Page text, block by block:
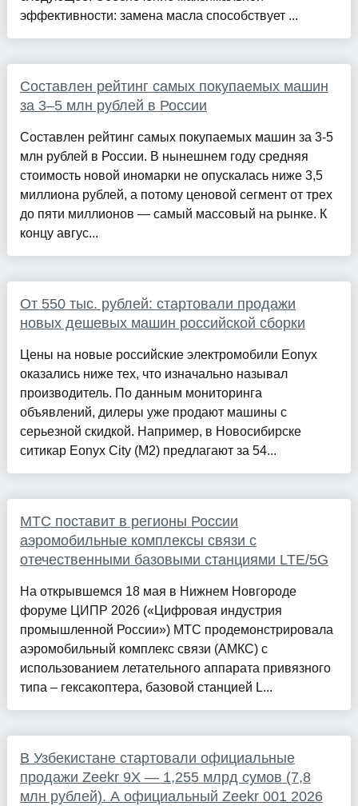
эффективности: замена масла способствует ...
Составлен рейтинг самых покупаемых машин
за 3–5 млн рублей в России
Составлен рейтинг самых покупаемых машин за 3-5
млн рублей в России. В нынешнем году средняя
стоимость новой иномарки не опускалась ниже 3,5
миллиона рублей, а потому ценовой сегмент от трех
до пяти миллионов — самый массовый на рынке. К
концу авгус...
От 550 тыс. рублей: стартовали продажи
новых дешевых машин российской сборки
Цены на новые российские электромобили Eonyx
оказались ниже тех, что изначально называл
производитель. По данным мониторинга
объявлений, дилеры уже продают машины с
серьезной скидкой. Например, в Новосибирске
ситикар Eonyx City (M2) предлагают за 54...
МТС поставит в регионы России
аэромобильные комплексы связи с
отечественными базовыми станциями LTE/5G
На открывшемся 18 мая в Нижнем Новгороде
форуме ЦИПР 2026 («Цифровая индустрия
промышленной России») МТС продемонстрировала
аэромобильный комплекс связи (АМКС) с
использованием летательного аппарата привязного
типа – гексакоптера, базовой станцией L...
В Узбекистане стартовали официальные
продажи Zeekr 9X — 1,255 млрд сумов (7,8
млн рублей). А официальный Zeekr 001 2026